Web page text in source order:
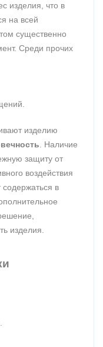
изделия, что в
на всей
существенно
Среди прочих
изделию
. Наличие
защиту от
воздействия
содержаться в
изделия.